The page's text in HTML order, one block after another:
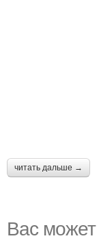
читать дальше →
Вас может